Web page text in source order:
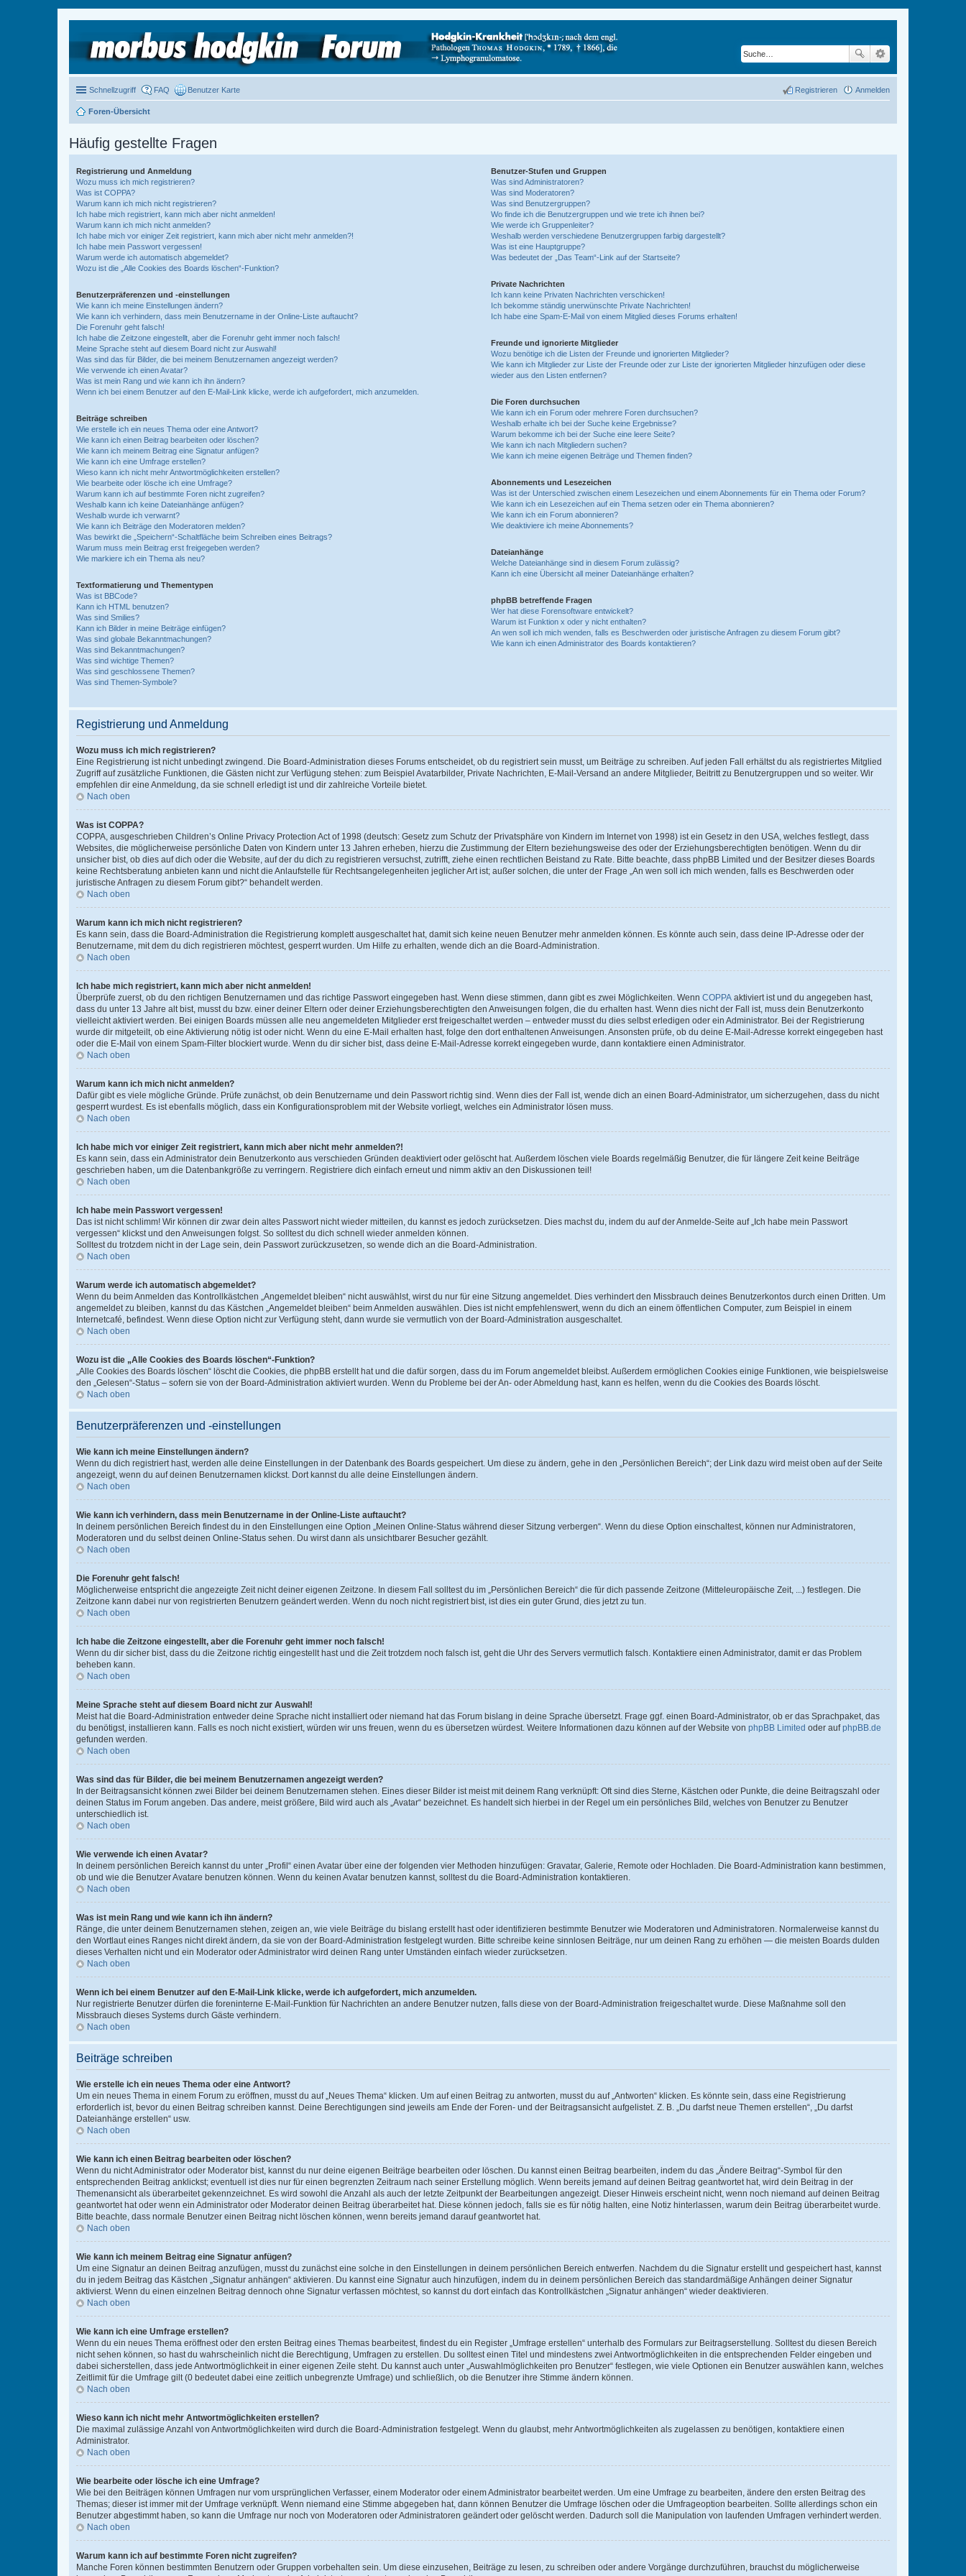
Schnellzugriff FAQ Benutzer Karte Anmelden
Registrieren
Foren-Übersicht
Häufig gestellte Fragen
Registrierung und Anmeldung
Wozu muss ich mich registrieren?
Was ist COPPA?
Warum kann ich mich nicht registrieren?
Ich habe mich registriert, kann mich aber nicht anmelden!
Warum kann ich mich nicht anmelden?
Ich habe mich vor einiger Zeit registriert, kann mich aber nicht mehr anmelden?!
Ich habe mein Passwort vergessen!
Warum werde ich automatisch abgemeldet?
Wozu ist die „Alle Cookies des Boards löschen“-Funktion?
Benutzerpräferenzen und -einstellungen
Wie kann ich meine Einstellungen ändern?
Wie kann ich verhindern, dass mein Benutzername in der Online-Liste auftaucht?
Die Forenuhr geht falsch!
Ich habe die Zeitzone eingestellt, aber die Forenuhr geht immer noch falsch!
Meine Sprache steht auf diesem Board nicht zur Auswahl!
Was sind das für Bilder, die bei meinem Benutzernamen angezeigt werden?
Wie verwende ich einen Avatar?
Was ist mein Rang und wie kann ich ihn ändern?
Wenn ich bei einem Benutzer auf den E-Mail-Link klicke, werde ich aufgefordert, mich anzumelden.
Beiträge schreiben
Wie erstelle ich ein neues Thema oder eine Antwort?
Wie kann ich einen Beitrag bearbeiten oder löschen?
Wie kann ich meinem Beitrag eine Signatur anfügen?
Wie kann ich eine Umfrage erstellen?
Wieso kann ich nicht mehr Antwortmöglichkeiten erstellen?
Wie bearbeite oder lösche ich eine Umfrage?
Warum kann ich auf bestimmte Foren nicht zugreifen?
Weshalb kann ich keine Dateianhänge anfügen?
Weshalb wurde ich verwarnt?
Wie kann ich Beiträge den Moderatoren melden?
Was bewirkt die „Speichern“-Schaltfläche beim Schreiben eines Beitrags?
Warum muss mein Beitrag erst freigegeben werden?
Wie markiere ich ein Thema als neu?
Textformatierung und Thementypen
Was ist BBCode?
Kann ich HTML benutzen?
Was sind Smilies?
Kann ich Bilder in meine Beiträge einfügen?
Was sind globale Bekanntmachungen?
Was sind Bekanntmachungen?
Was sind wichtige Themen?
Was sind geschlossene Themen?
Was sind Themen-Symbole?
Benutzer-Stufen und Gruppen
Was sind Administratoren?
Was sind Moderatoren?
Was sind Benutzergruppen?
Wo finde ich die Benutzergruppen und wie trete ich ihnen bei?
Wie werde ich Gruppenleiter?
Weshalb werden verschiedene Benutzergruppen farbig dargestellt?
Was ist eine Hauptgruppe?
Was bedeutet der „Das Team“-Link auf der Startseite?
Private Nachrichten
Ich kann keine Privaten Nachrichten verschicken!
Ich bekomme ständig unerwünschte Private Nachrichten!
Ich habe eine Spam-E-Mail von einem Mitglied dieses Forums erhalten!
Freunde und ignorierte Mitglieder
Wozu benötige ich die Listen der Freunde und ignorierten Mitglieder?
Wie kann ich Mitglieder zur Liste der Freunde oder zur Liste der ignorierten Mitglieder hinzufügen oder diese
wieder aus den Listen entfernen?
Die Foren durchsuchen
Wie kann ich ein Forum oder mehrere Foren durchsuchen?
Weshalb erhalte ich bei der Suche keine Ergebnisse?
Warum bekomme ich bei der Suche eine leere Seite?
Wie kann ich nach Mitgliedern suchen?
Wie kann ich meine eigenen Beiträge und Themen finden?
Abonnements und Lesezeichen
Was ist der Unterschied zwischen einem Lesezeichen und einem Abonnements für ein Thema oder Forum?
Wie kann ich ein Lesezeichen auf ein Thema setzen oder ein Thema abonnieren?
Wie kann ich ein Forum abonnieren?
Wie deaktiviere ich meine Abonnements?
Dateianhänge
Welche Dateianhänge sind in diesem Forum zulässig?
Kann ich eine Übersicht all meiner Dateianhänge erhalten?
phpBB betreffende Fragen
Wer hat diese Forensoftware entwickelt?
Warum ist Funktion x oder y nicht enthalten?
An wen soll ich mich wenden, falls es Beschwerden oder juristische Anfragen zu diesem Forum gibt?
Wie kann ich einen Administrator des Boards kontaktieren?
Registrierung und Anmeldung
Wozu muss ich mich registrieren?
Eine Registrierung ist nicht unbedingt zwingend. Die Board-Administration dieses Forums entscheidet, ob du registriert sein musst, um Beiträge zu schreiben. Auf jeden Fall erhältst du als registriertes Mitglied
Zugriff auf zusätzliche Funktionen, die Gästen nicht zur Verfügung stehen: zum Beispiel Avatarbilder, Private Nachrichten, E-Mail-Versand an andere Mitglieder, Beitritt zu Benutzergruppen und so weiter. Wir
empfehlen dir eine Anmeldung, da sie schnell erledigt ist und dir zahlreiche Vorteile bietet.
Nach oben
Was ist COPPA?
COPPA, ausgeschrieben Children’s Online Privacy Protection Act of 1998 (deutsch: Gesetz zum Schutz der Privatsphäre von Kindern im Internet von 1998) ist ein Gesetz in den USA, welches festlegt, dass
Websites, die möglicherweise persönliche Daten von Kindern unter 13 Jahren erheben, hierzu die Zustimmung der Eltern beziehungsweise des oder der Erziehungsberechtigten benötigen. Wenn du dir
unsicher bist, ob dies auf dich oder die Website, auf der du dich zu registrieren versuchst, zutrifft, ziehe einen rechtlichen Beistand zu Rate. Bitte beachte, dass phpBB Limited und der Besitzer dieses Boards
keine Rechtsberatung anbieten kann und nicht die Anlaufstelle für Rechtsangelegenheiten jeglicher Art ist; außer solchen, die unter der Frage „An wen soll ich mich wenden, falls es Beschwerden oder
juristische Anfragen zu diesem Forum gibt?“ behandelt werden.
Nach oben
Warum kann ich mich nicht registrieren?
Es kann sein, dass die Board-Administration die Registrierung komplett ausgeschaltet hat, damit sich keine neuen Benutzer mehr anmelden können. Es könnte auch sein, dass deine IP-Adresse oder der
Benutzername, mit dem du dich registrieren möchtest, gesperrt wurden. Um Hilfe zu erhalten, wende dich an die Board-Administration.
Nach oben
Ich habe mich registriert, kann mich aber nicht anmelden!
Überprüfe zuerst, ob du den richtigen Benutzernamen und das richtige Passwort eingegeben hast. Wenn diese stimmen, dann gibt es zwei Möglichkeiten. Wenn COPPA aktiviert ist und du angegeben hast,
dass du unter 13 Jahre alt bist, musst du bzw. einer deiner Eltern oder deiner Erziehungsberechtigten den Anweisungen folgen, die du erhalten hast. Wenn dies nicht der Fall ist, muss dein Benutzerkonto
vielleicht aktiviert werden. Bei einigen Boards müssen alle neu angemeldeten Mitglieder erst freigeschaltet werden – entweder musst du dies selbst erledigen oder ein Administrator. Bei der Registrierung
wurde dir mitgeteilt, ob eine Aktivierung nötig ist oder nicht. Wenn du eine E-Mail erhalten hast, folge den dort enthaltenen Anweisungen. Ansonsten prüfe, ob du deine E-Mail-Adresse korrekt eingegeben hast
oder die E-Mail von einem Spam-Filter blockiert wurde. Wenn du dir sicher bist, dass deine E-Mail-Adresse korrekt eingegeben wurde, dann kontaktiere einen Administrator.
Nach oben
Warum kann ich mich nicht anmelden?
Dafür gibt es viele mögliche Gründe. Prüfe zunächst, ob dein Benutzername und dein Passwort richtig sind. Wenn dies der Fall ist, wende dich an einen Board-Administrator, um sicherzugehen, dass du nicht
gesperrt wurdest. Es ist ebenfalls möglich, dass ein Konfigurationsproblem mit der Website vorliegt, welches ein Administrator lösen muss.
Nach oben
Ich habe mich vor einiger Zeit registriert, kann mich aber nicht mehr anmelden?!
Es kann sein, dass ein Administrator dein Benutzerkonto aus verschieden Gründen deaktiviert oder gelöscht hat. Außerdem löschen viele Boards regelmäßig Benutzer, die für längere Zeit keine Beiträge
geschrieben haben, um die Datenbankgröße zu verringern. Registriere dich einfach erneut und nimm aktiv an den Diskussionen teil!
Nach oben
Ich habe mein Passwort vergessen!
Das ist nicht schlimm! Wir können dir zwar dein altes Passwort nicht wieder mitteilen, du kannst es jedoch zurücksetzen. Dies machst du, indem du auf der Anmelde-Seite auf „Ich habe mein Passwort
vergessen“ klickst und den Anweisungen folgst. So solltest du dich schnell wieder anmelden können.
Solltest du trotzdem nicht in der Lage sein, dein Passwort zurückzusetzen, so wende dich an die Board-Administration.
Nach oben
Warum werde ich automatisch abgemeldet?
Wenn du beim Anmelden das Kontrollkästchen „Angemeldet bleiben“ nicht auswählst, wirst du nur für eine Sitzung angemeldet. Dies verhindert den Missbrauch deines Benutzerkontos durch einen Dritten. Um
angemeldet zu bleiben, kannst du das Kästchen „Angemeldet bleiben“ beim Anmelden auswählen. Dies ist nicht empfehlenswert, wenn du dich an einem öffentlichen Computer, zum Beispiel in einem
Internetcafé, befindest. Wenn diese Option nicht zur Verfügung steht, dann wurde sie vermutlich von der Board-Administration ausgeschaltet.
Nach oben
Wozu ist die „Alle Cookies des Boards löschen“-Funktion?
„Alle Cookies des Boards löschen“ löscht die Cookies, die phpBB erstellt hat und die dafür sorgen, dass du im Forum angemeldet bleibst. Außerdem ermöglichen Cookies einige Funktionen, wie beispielsweise
den „Gelesen“-Status – sofern sie von der Board-Administration aktiviert wurden. Wenn du Probleme bei der An- oder Abmeldung hast, kann es helfen, wenn du die Cookies des Boards löscht.
Nach oben
Benutzerpräferenzen und -einstellungen
Wie kann ich meine Einstellungen ändern?
Wenn du dich registriert hast, werden alle deine Einstellungen in der Datenbank des Boards gespeichert. Um diese zu ändern, gehe in den „Persönlichen Bereich“; der Link dazu wird meist oben auf der Seite
angezeigt, wenn du auf deinen Benutzernamen klickst. Dort kannst du alle deine Einstellungen ändern.
Nach oben
Wie kann ich verhindern, dass mein Benutzername in der Online-Liste auftaucht?
In deinem persönlichen Bereich findest du in den Einstellungen eine Option „Meinen Online-Status während dieser Sitzung verbergen“. Wenn du diese Option einschaltest, können nur Administratoren,
Moderatoren und du selbst deinen Online-Status sehen. Du wirst dann als unsichtbarer Besucher gezählt.
Nach oben
Die Forenuhr geht falsch!
Möglicherweise entspricht die angezeigte Zeit nicht deiner eigenen Zeitzone. In diesem Fall solltest du im „Persönlichen Bereich“ die für dich passende Zeitzone (Mitteleuropäische Zeit, ...) festlegen. Die
Zeitzone kann dabei nur von registrierten Benutzern geändert werden. Wenn du noch nicht registriert bist, ist dies ein guter Grund, dies jetzt zu tun.
Nach oben
Ich habe die Zeitzone eingestellt, aber die Forenuhr geht immer noch falsch!
Wenn du dir sicher bist, dass du die Zeitzone richtig eingestellt hast und die Zeit trotzdem noch falsch ist, geht die Uhr des Servers vermutlich falsch. Kontaktiere einen Administrator, damit er das Problem
beheben kann.
Nach oben
Meine Sprache steht auf diesem Board nicht zur Auswahl!
Meist hat die Board-Administration entweder deine Sprache nicht installiert oder niemand hat das Forum bislang in deine Sprache übersetzt. Frage ggf. einen Board-Administrator, ob er das Sprachpaket, das
du benötigst, installieren kann. Falls es noch nicht existiert, würden wir uns freuen, wenn du es übersetzen würdest. Weitere Informationen dazu können auf der Website von phpBB Limited oder aufphpBB.de
gefunden werden.
Nach oben
Was sind das für Bilder, die bei meinem Benutzernamen angezeigt werden?
In der Beitragsansicht können zwei Bilder bei deinem Benutzernamen stehen. Eines dieser Bilder ist meist mit deinem Rang verknüpft: Oft sind dies Sterne, Kästchen oder Punkte, die deine Beitragszahl oder
deinen Status im Forum angeben. Das andere, meist größere, Bild wird auch als „Avatar“ bezeichnet. Es handelt sich hierbei in der Regel um ein persönliches Bild, welches von Benutzer zu Benutzer
unterschiedlich ist.
Nach oben
Wie verwende ich einen Avatar?
In deinem persönlichen Bereich kannst du unter „Profil“ einen Avatar über eine der folgenden vier Methoden hinzufügen: Gravatar, Galerie, Remote oder Hochladen. Die Board-Administration kann bestimmen,
ob und wie die Benutzer Avatare benutzen können. Wenn du keinen Avatar benutzen kannst, solltest du die Board-Administration kontaktieren.
Nach oben
Was ist mein Rang und wie kann ich ihn ändern?
Ränge, die unter deinem Benutzernamen stehen, zeigen an, wie viele Beiträge du bislang erstellt hast oder identifizieren bestimmte Benutzer wie Moderatoren und Administratoren. Normalerweise kannst du
den Wortlaut eines Ranges nicht direkt ändern, da sie von der Board-Administration festgelegt wurden. Bitte schreibe keine sinnlosen Beiträge, nur um deinen Rang zu erhöhen — die meisten Boards dulden
dieses Verhalten nicht und ein Moderator oder Administrator wird deinen Rang unter Umständen einfach wieder zurücksetzen.
Nach oben
Wenn ich bei einem Benutzer auf den E-Mail-Link klicke, werde ich aufgefordert, mich anzumelden.
Nur registrierte Benutzer dürfen die foreninterne E-Mail-Funktion für Nachrichten an andere Benutzer nutzen, falls diese von der Board-Administration freigeschaltet wurde. Diese Maßnahme soll den
Missbrauch dieses Systems durch Gäste verhindern.
Nach oben
Beiträge schreiben
Wie erstelle ich ein neues Thema oder eine Antwort?
Um ein neues Thema in einem Forum zu eröffnen, musst du auf „Neues Thema“ klicken. Um auf einen Beitrag zu antworten, musst du auf „Antworten“ klicken. Es könnte sein, dass eine Registrierung
erforderlich ist, bevor du einen Beitrag schreiben kannst. Deine Berechtigungen sind jeweils am Ende der Foren- und der Beitragsansicht aufgelistet. Z. B. „Du darfst neue Themen erstellen“, „Du darfst
Dateianhänge erstellen“ usw.
Nach oben
Wie kann ich einen Beitrag bearbeiten oder löschen?
Wenn du nicht Administrator oder Moderator bist, kannst du nur deine eigenen Beiträge bearbeiten oder löschen. Du kannst einen Beitrag bearbeiten, indem du das „Ändere Beitrag“-Symbol für den
entsprechenden Beitrag anklickst; eventuell ist dies nur für einen begrenzten Zeitraum nach seiner Erstellung möglich. Wenn bereits jemand auf deinen Beitrag geantwortet hat, wird dein Beitrag in der
Themenansicht als überarbeitet gekennzeichnet. Es wird sowohl die Anzahl als auch der letzte Zeitpunkt der Bearbeitungen angezeigt. Dieser Hinweis erscheint nicht, wenn noch niemand auf deinen Beitrag
geantwortet hat oder wenn ein Administrator oder Moderator deinen Beitrag überarbeitet hat. Diese können jedoch, falls sie es für nötig halten, eine Notiz hinterlassen, warum dein Beitrag überarbeitet wurde.
Bitte beachte, dass normale Benutzer einen Beitrag nicht löschen können, wenn bereits jemand darauf geantwortet hat.
Nach oben
Wie kann ich meinem Beitrag eine Signatur anfügen?
Um eine Signatur an deinen Beitrag anzufügen, musst du zunächst eine solche in den Einstellungen in deinem persönlichen Bereich entwerfen. Nachdem du die Signatur erstellt und gespeichert hast, kannst
du in jedem Beitrag das Kästchen „Signatur anhängen“ aktivieren. Du kannst eine Signatur auch hinzufügen, indem du in deinem persönlichen Bereich das standardmäßige Anhängen deiner Signatur
aktivierst. Wenn du einen einzelnen Beitrag dennoch ohne Signatur verfassen möchtest, so kannst du dort einfach das Kontrollkästchen „Signatur anhängen“ wieder deaktivieren.
Nach oben
Wie kann ich eine Umfrage erstellen?
Wenn du ein neues Thema eröffnest oder den ersten Beitrag eines Themas bearbeitest, findest du ein Register „Umfrage erstellen“ unterhalb des Formulars zur Beitragserstellung. Solltest du diesen Bereich
nicht sehen können, so hast du wahrscheinlich nicht die Berechtigung, Umfragen zu erstellen. Du solltest einen Titel und mindestens zwei Antwortmöglichkeiten in die entsprechenden Felder eingeben und
dabei sicherstellen, dass jede Antwortmöglichkeit in einer eigenen Zeile steht. Du kannst auch unter „Auswahlmöglichkeiten pro Benutzer“ festlegen, wie viele Optionen ein Benutzer auswählen kann, welches
Zeitlimit für die Umfrage gilt (0 bedeutet dabei eine zeitlich unbegrenzte Umfrage) und schließlich, ob die Benutzer ihre Stimme ändern können.
Nach oben
Wieso kann ich nicht mehr Antwortmöglichkeiten erstellen?
Die maximal zulässige Anzahl von Antwortmöglichkeiten wird durch die Board-Administration festgelegt. Wenn du glaubst, mehr Antwortmöglichkeiten als zugelassen zu benötigen, kontaktiere einen
Administrator.
Nach oben
Wie bearbeite oder lösche ich eine Umfrage?
Wie bei den Beiträgen können Umfragen nur vom ursprünglichen Verfasser, einem Moderator oder einem Administrator bearbeitet werden. Um eine Umfrage zu bearbeiten, ändere den ersten Beitrag des
Themas; dieser ist immer mit der Umfrage verknüpft. Wenn niemand eine Stimme abgegeben hat, dann können Benutzer die Umfrage löschen oder die Umfrageoption bearbeiten. Sollte allerdings schon ein
Benutzer abgestimmt haben, so kann die Umfrage nur noch von Moderatoren oder Administratoren geändert oder gelöscht werden. Dadurch soll die Manipulation von laufenden Umfragen verhindert werden.
Nach oben
Warum kann ich auf bestimmte Foren nicht zugreifen?
Manche Foren können bestimmten Benutzern oder Gruppen vorbehalten sein. Um diese einzusehen, Beiträge zu lesen, zu schreiben oder andere Vorgänge durchzuführen, brauchst du möglicherweise